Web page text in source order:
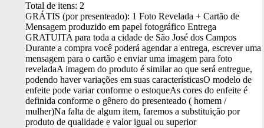
Total de itens: 2
GRÁTIS (por presenteado): 1 Foto Revelada + Cartão de
Mensagem produzido em papel fotográfico Entrega
GRATUITA para toda a cidade de São José dos Campos
Durante a compra você poderá agendar a entrega, escrever uma
mensagem para o cartão e enviar uma imagem para foto
reveladaA imagem do produto é similar ao que será entregue,
podendo haver variações em suas característicasO modelo de
enfeite pode variar conforme o estoqueAs cores do enfeite é
definida conforme o gênero do presenteado ( homem /
mulher)Na falta de algum item, faremos a substituição por
produto de qualidade e valor igual ou superior